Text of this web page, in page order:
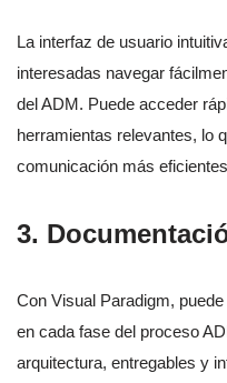
La interfaz de usuario
interesadas navegar
del ADM. Puede acceder
herramientas relevantes, lo
comunicación más
3.
Con Visual Paradigm,
en cada fase del proceso
arquitectura, entregables y